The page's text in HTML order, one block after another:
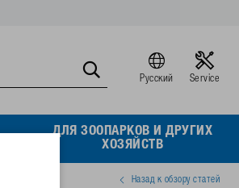
Русский Service
ДЛЯ ЗООПАРКОВ И ДРУГИХ
ХОЗЯЙСТВ
Назад к обзору статей